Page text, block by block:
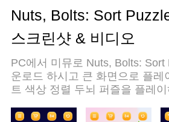
컴퓨터에서 다운로드 하시고
Puzzle Games 설치하세요. 배터
필요없이 마음껏 즐길수 있습니
수 있습니다!
Nuts, Bolts: Sort
스크린샷 & 비디오
PC에서 미뮤로 Nuts, Bolts: Sort
운로드 하시고 큰 화면으로 플레
트 색상 정렬 두뇌 퍼즐을 플레